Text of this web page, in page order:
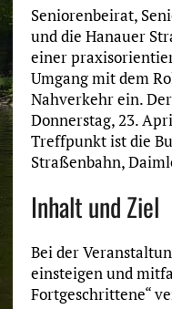
Seniorenbeirat,
und die Hanauer
einer
Umgang mit dem
Nahverkehr ein.
Donnerstag, 23.
Treffpunkt ist die
Straßenbahn,
Inhalt und Ziel
Bei der
einsteigen und
Fortgeschrittene“